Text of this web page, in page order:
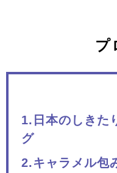
プ
1.日本のしきた
グ
2.キャラメル包